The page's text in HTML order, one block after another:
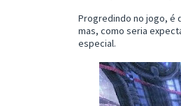
Progredindo no jogo, é
mas, como seria
especial.